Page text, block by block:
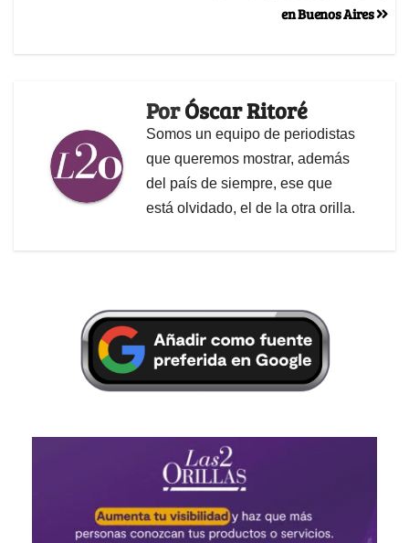
en Buenos Aires
PorÓscar Ritoré
Somos un equipo de periodistas
que queremos mostrar, además
del país de siempre, ese que
está olvidado, el de la otra orilla.